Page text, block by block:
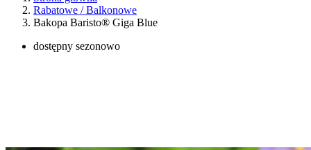
Rabatowe / Balkonowe
Bakopa Baristo® Giga Blue
dostępny sezonowo